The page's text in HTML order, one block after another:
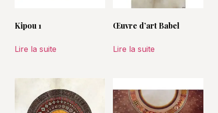
Kipou 1
Lire la suite
Œuvre d’art Babel
Lire la suite